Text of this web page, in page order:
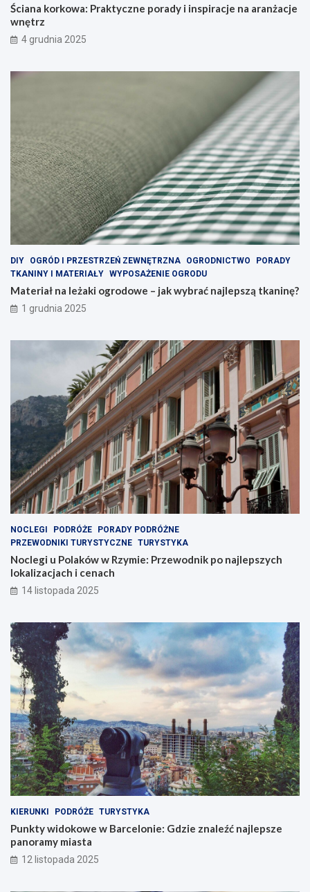
Ściana korkowa: Praktyczne porady i inspiracje na aranżacje
wnętrz
4 grudnia 2025
DIY OGRÓD I PRZESTRZEŃ ZEWNĘTRZNA OGRODNICTWO
PORADY
TKANINY I MATERIAŁY WYPOSAŻENIE OGRODU
Materiał na leżaki ogrodowe – jak wybrać najlepszą tkaninę?
1 grudnia 2025
NOCLEGI PODRÓŻE
PORADY PODRÓŻNE
PRZEWODNIKI TURYSTYCZNE TURYSTYKA
Noclegi u Polaków w Rzymie: Przewodnik po najlepszych
lokalizacjach i cenach
14 listopada 2025
KIERUNKI PODRÓŻE TURYSTYKA
Punkty widokowe w Barcelonie: Gdzie znaleźć najlepsze
panoramy miasta
12 listopada 2025